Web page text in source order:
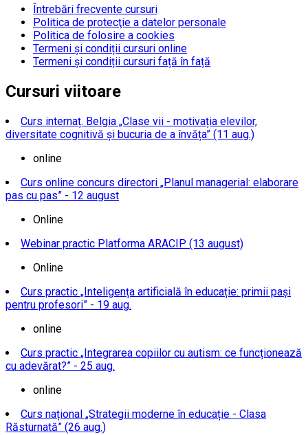
Întrebări frecvente cursuri
Politica de protecţie a datelor personale
Politica de folosire a cookies
Termeni și condiții cursuri online
Termeni și condiții cursuri față în față
Cursuri viitoare
Curs internaț. Belgia „Clase vii - motivația elevilor,
diversitate cognitivă și bucuria de a învăța” (11 aug.)
online
Curs online concurs directori „Planul managerial: elaborare
pas cu pas” - 12 august
Online
Webinar practic Platforma ARACIP (13 august)
Online
Curs practic „Inteligența artificială în educație: primii pași
pentru profesori” - 19 aug.
online
Curs practic „Integrarea copiilor cu autism: ce funcționează
cu adevărat?” - 25 aug.
online
Curs național „Strategii moderne în educație - Clasa
Răsturnată” (26 aug.)